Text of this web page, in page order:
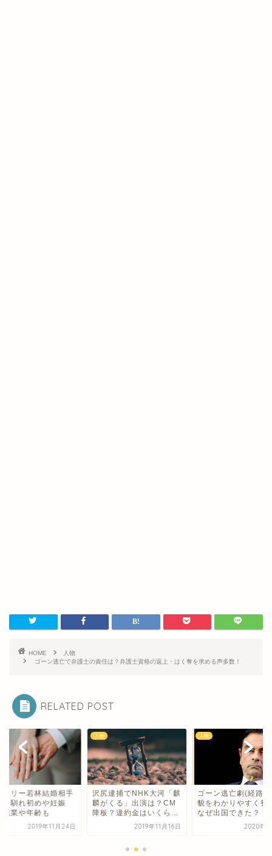
HOME
人物
ゴーン逃亡で弁護士の責任は？弁護士資格の返上・はく奪を求める声多数！
RELATED POST
ドリー若林結婚相手
？馴れ初めや妊娠
職業や年齢も
2019年11月24日
人物
沢尻逮捕でNHK大河「麒
麟がくる」出演は？CM
降板？違約金はいくら...
2019年11月16日
人物
ゴーン逃亡劇(経路)
貌をわかりやすく整
なぜ出国できた？
2020年1